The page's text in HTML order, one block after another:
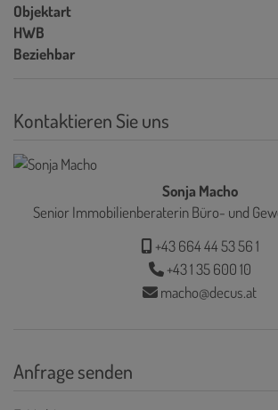
Objektart
HWB
Beziehbar
Kontaktieren Sie uns
Sonja Macho
Senior Immobilienberaterin Büro- und
+43 664 44 53 56 1
+43 1 35 600 10
macho@decus.at
Anfrage senden